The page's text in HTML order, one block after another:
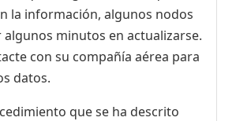
la información, algunos nodos
minutos en actualizarse.
con su compañía aérea para
datos.
que se ha descrito